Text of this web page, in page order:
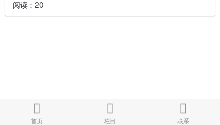
阅读：20
首页 栏目 联系